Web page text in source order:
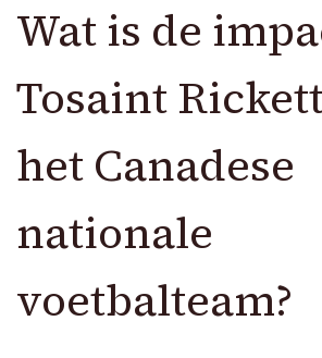
Wat is de
Tosaint
het Canadese
nationale
voetbalteam?